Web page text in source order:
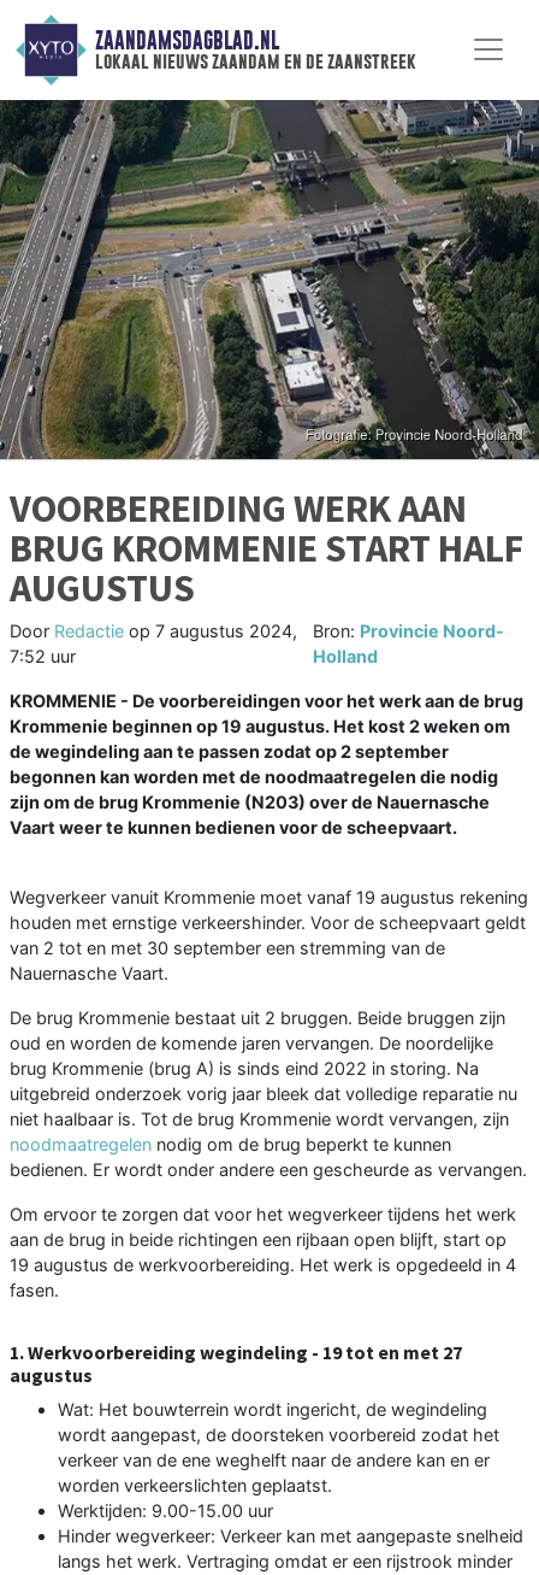
ZAANDAMSDAGBLAD.NL
lokaal nieuws zaandam en de zaanstreek
VOORBEREIDING WERK AAN
BRUG KROMMENIE START HALF
AUGUSTUS
Door Redactie op 7 augustus 2024,
7:52 uur
Bron: Provincie Noord-
Holland
KROMMENIE - De voorbereidingen voor het werk aan de brug
Krommenie beginnen op 19 augustus. Het kost 2 weken om
de wegindeling aan te passen zodat op 2 september
begonnen kan worden met de noodmaatregelen die nodig
zijn om de brug Krommenie (N203) over de Nauernasche
Vaart weer te kunnen bedienen voor de scheepvaart.
Wegverkeer vanuit Krommenie moet vanaf 19 augustus rekening
houden met ernstige verkeershinder. Voor de scheepvaart geldt
van 2 tot en met 30 september een stremming van de
Nauernasche Vaart.
De brug Krommenie bestaat uit 2 bruggen. Beide bruggen zijn
oud en worden de komende jaren vervangen. De noordelijke
brug Krommenie (brug A) is sinds eind 2022 in storing. Na
uitgebreid onderzoek vorig jaar bleek dat volledige reparatie nu
niet haalbaar is. Tot de brug Krommenie wordt vervangen, zijn
noodmaatregelen nodig om de brug beperkt te kunnen
bedienen. Er wordt onder andere een gescheurde as vervangen.
Om ervoor te zorgen dat voor het wegverkeer tijdens het werk
aan de brug in beide richtingen een rijbaan open blijft, start op
19 augustus de werkvoorbereiding. Het werk is opgedeeld in 4
fasen.
1. Werkvoorbereiding wegindeling - 19 tot en met 27
augustus
Wat: Het bouwterrein wordt ingericht, de wegindeling
wordt aangepast, de doorsteken voorbereid zodat het
verkeer van de ene weghelft naar de andere kan en er
worden verkeerslichten geplaatst.
Werktijden: 9.00-15.00 uur
Hinder wegverkeer: Verkeer kan met aangepaste snelheid
langs het werk. Vertraging omdat er een rijstrook minder